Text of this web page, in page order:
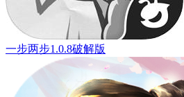
一步两步1.0.8破解版